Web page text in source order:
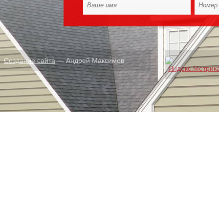
Создание сайта— Андрей Максимов